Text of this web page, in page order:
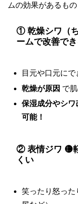
ムの効果があるも
① 乾燥シワ（
ームで改善でき
目元や口元に
乾燥が原因 で
保湿成分やシ
可能！
② 表情ジワ 🟡
くい
笑ったり怒った